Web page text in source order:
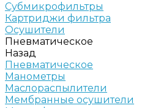
Субмикрофильтры
Картриджи фильтра
Осушители
Пневматическое
Назад
Пневматическое
Манометры
Маслораспылители
Мембранные осушители